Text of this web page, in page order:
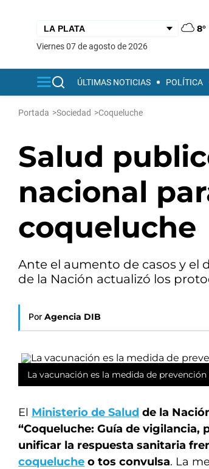
8°
viernes 07 de agosto de 2026
ÚLTIMAS NOTICIAS POLÍTICA
Portada >Sociedad >Coqueluche
Salud
nacional
coqueluche
Ante el aumento de casos y el
de la Nación actualizó los
Por Agencia DIB
La vacunación es la medida de
El Ministerio de Salud de la
“Coqueluche: Guía de vigilancia,
unificar la respuesta sanitaria
coqueluche o tos convulsa. La